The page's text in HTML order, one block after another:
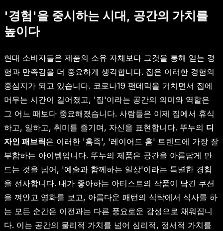
'경험'을 중시하는 시대, 공간의 가치를
높이다
현대 소비자들은 제품의 소유 자체보다 그것을 통해 얻는 경
험과 만족감을 더 중요하게 생각합니다. 집은 이러한 경험의
중심지가 되고 있습니다. 코로나19 팬데믹을 거치면서 집에
머무는 시간이 길어졌고, '집'이라는 공간의 의미와 역할은
그 어느 때보다 중요해졌습니다. 사람들은 이제 집에서 휴식
하고, 일하고, 취미를 즐기며, 자신을 표현합니다. 뚜누의 디
자인 패브릭은 이러한 '홈족', '레이어드 홈' 트렌드에 가장 잘
부합하는 아이템입니다. 뚜누의 제품은 공간을 아름답게 만
드는 것을 넘어, '예술과 함께하는 일상'이라는 특별한 경험
을 선사합니다. 내가 좋아하는 아티스트의 작품이 담긴 쿠션
을 껴안고 영화를 보고, 아름다운 패턴의 식탁에서 식사를 하
는 모든 순간은 이전과는 다른 풍요로운 감성으로 채워집니
다. 이는 공간의 물리적 가치를 넘어 심리적, 정서적 가치를